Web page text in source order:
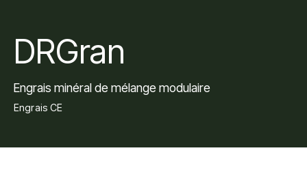
DRGran
Engrais minéral de mélange modulaire
Engrais CE